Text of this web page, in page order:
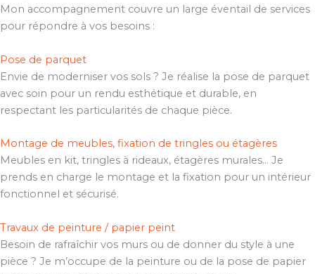
Mon accompagnement couvre un large éventail de services
pour répondre à vos besoins :
Pose de parquet
Envie de moderniser vos sols ? Je réalise la pose de parquet
avec soin pour un rendu esthétique et durable, en
respectant les particularités de chaque pièce.
Montage de meubles, fixation de tringles ou étagères
Meubles en kit, tringles à rideaux, étagères murales… Je
prends en charge le montage et la fixation pour un intérieur
fonctionnel et sécurisé.
Travaux de peinture / papier peint
Besoin de rafraîchir vos murs ou de donner du style à une
pièce ? Je m’occupe de la peinture ou de la pose de papier